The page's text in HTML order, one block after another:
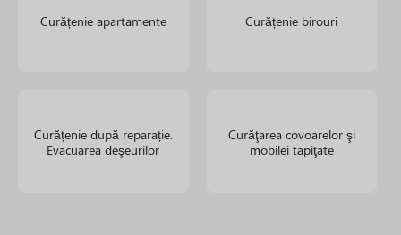
Curățenie apartamente Curățenie birouri
Curățenie după reparație.
Evacuarea deşeurilor
Curăţarea covoarelor şi
mobilei tapiţate